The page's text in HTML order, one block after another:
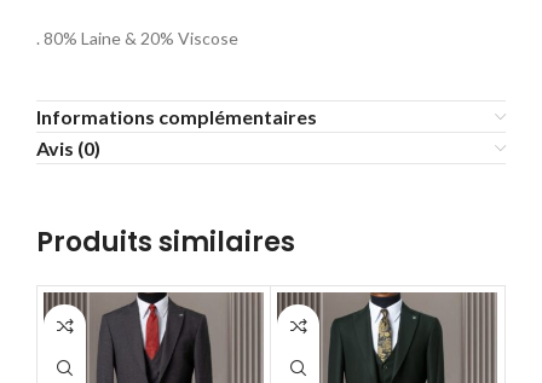
46
52 54
70
. 80% Laine & 20% Viscose
Informations complémentaires
Avis (0)
Produits similaires